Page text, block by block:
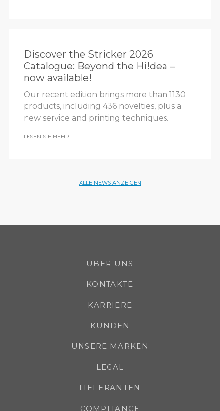
Discover the Stricker 2026
Catalogue: Beyond the Hi!dea –
now available!
Our recent edition brings more than 1130
products, including 436 novelties, plus a
new service and printing techniques.
LESEN SIE MEHR
ALLE NEWS ANZEIGEN
ÜBER UNS
KONTAKTE
KARRIERE
KUNDEN
UNSERE MARKEN
LEGAL
LIEFERANTEN
COMPLIANCE